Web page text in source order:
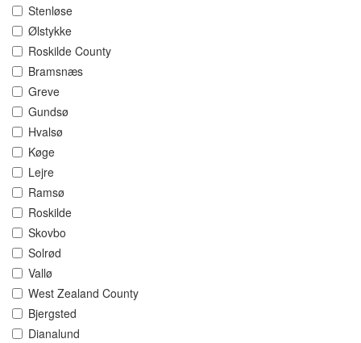
Stenløse
Ølstykke
Roskilde County
Bramsnæs
Greve
Gundsø
Hvalsø
Køge
Lejre
Ramsø
Roskilde
Skovbo
Solrød
Vallø
West Zealand County
Bjergsted
Dianalund